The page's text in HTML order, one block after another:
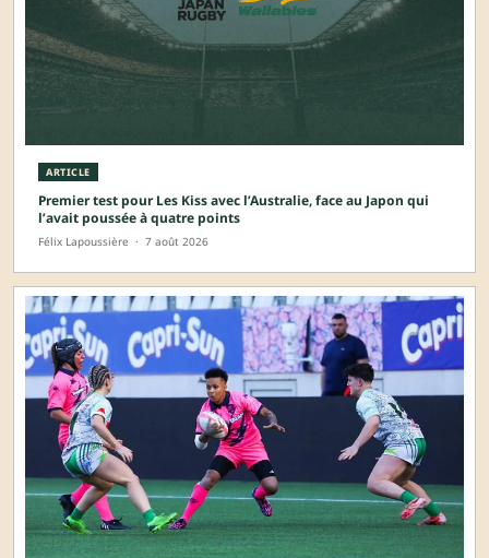
ARTICLE
Premier test pour Les Kiss avec l’Australie, face au Japon qui
l’avait poussée à quatre points
Félix Lapoussière · 7 août 2026